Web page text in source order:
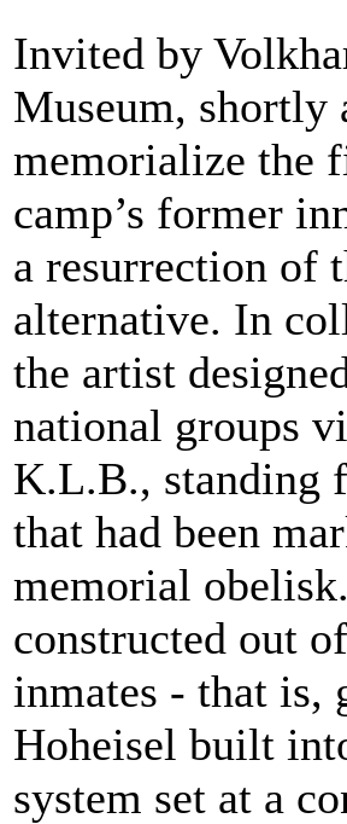
Invited by
Museum, shortly
memorialize the
camp’s former
a resurrection of
alternative. In
the artist
national groups
K.L.B., standing
that had been
memorial
constructed out
inmates - that is,
Hoheisel built
system set at a